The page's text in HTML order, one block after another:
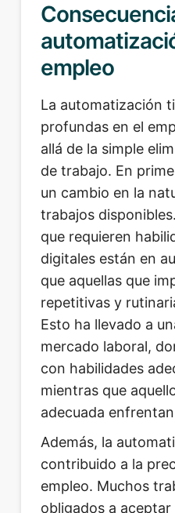
empleo
La automatización
profundas en el
allá de la simple
de trabajo. En
un cambio en la
trabajos
que requieren
digitales están en
que aquellas que
repetitivas y
Esto ha llevado a
mercado laboral,
con habilidades
mientras que
adecuada
Además, la
contribuido a la
empleo. Muchos
obligados a